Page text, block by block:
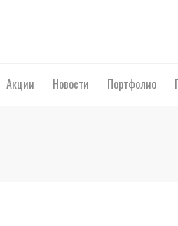
Акции Новости Портфолио